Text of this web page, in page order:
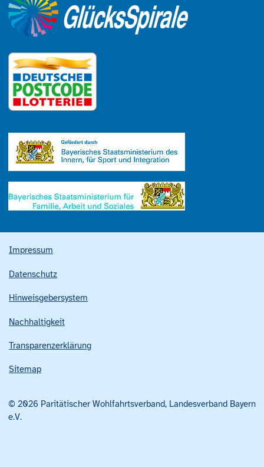
Impressum
Datenschutz
Hinweisgebersystem
Nachhaltigkeit
Transparenzerklärung
Sitemap
© 2026 Paritätischer Wohlfahrtsverband, Landesverband Bayern
e.V.